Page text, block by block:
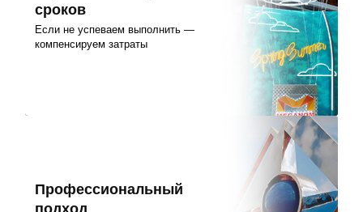
сроков
Если не успеваем выполнить —
компенсируем затраты
Профессиональный